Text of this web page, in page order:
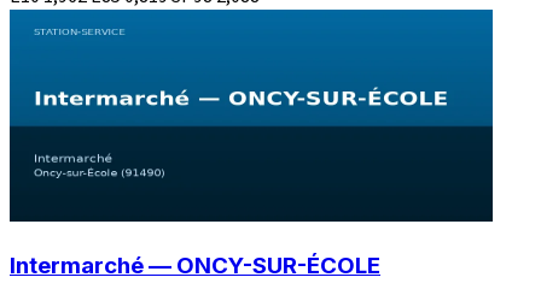
Intermarché — ONCY-SUR-ÉCOLE